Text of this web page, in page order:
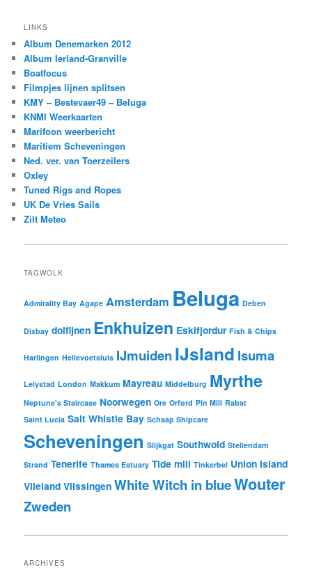
LINKS
Album Denemarken 2012
Album Ierland-Granville
Boatfocus
Filmpjes lijnen splitsen
KMY – Bestevaer49 – Beluga
KNMI Weerkaarten
Marifoon weerbericht
Maritiem Scheveningen
Ned. ver. van Toerzeilers
Oxley
Tuned Rigs and Ropes
UK De Vries Sails
Zilt Meteo
TAGWOLK
Admirality Bay Agape Amsterdam Beluga Deben
Dixbay dolfijnen Enkhuizen Eskifjordur Fish & Chips
Harlingen Hellevoetsluis IJmuidenIJsland Isuma
Lelystad London Makkum Mayreau Middelburg Myrthe
Neptune's Staircase Noorwegen Ore Orford Pin Mill Rabat
Saint Lucia Salt Whistle Bay Schaap Shipcare
Scheveningen Slijkgat Southwold Stellendam
Strand Tenerife Thames Estuary Tide mill Tinkerbel Union Island
Vlieland Vlissingen White Witch in blueWouter
Zweden
ARCHIVES